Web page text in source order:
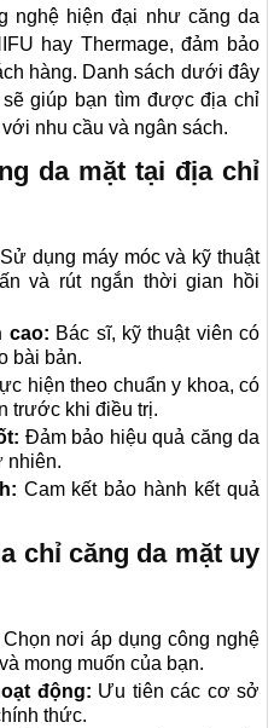
nghệ hiện đại như căng da
hay Thermage, đảm bảo
hàng. Danh sách dưới đây
sẽ giúp bạn tìm được địa chỉ
nhu cầu và ngân sách.
da mặt tại địa chỉ
Sử dụng máy móc và kỹ thuật
và rút ngắn thời gian hồi
cao: Bác sĩ, kỹ thuật viên có
bài bản.
hiện theo chuẩn y khoa, có
trước khi điều trị.
Đảm bảo hiệu quả căng da
nhiên.
Cam kết bảo hành kết quả
chỉ căng da mặt uy
Chọn nơi áp dụng công nghệ
mong muốn của bạn.
động: Ưu tiên các cơ sở
thức.